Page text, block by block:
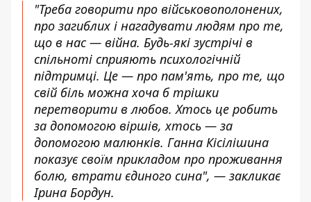
"Треба говорити про військовополонених,
про загиблих і нагадувати людям про те,
що в нас — війна. Будь-які зустрічі в
спільноті сприяють психологічній
підтримці. Це — про пам'ять, про те, що
свій біль можна хоча б трішки
перетворити в любов. Хтось це робить
за допомогою віршів, хтось — за
допомогою малюнків. Ганна Кісілішина
показує своїм прикладом про проживання
болю, втрати єдиного сина", — закликає
Ірина Бордун.